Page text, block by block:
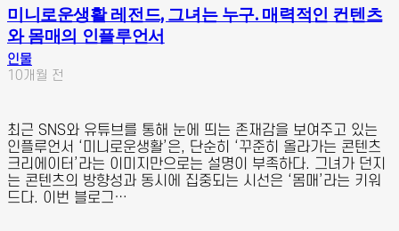
미니로운생활 레전드, 그녀는 누구. 매력적인 컨텐츠
와 몸매의 인플루언서
인물
10개월 전
최근 SNS와 유튜브를 통해 눈에 띄는 존재감을 보여주고 있는
인플루언서 ‘미니로운생활’은, 단순히 ‘꾸준히 올라가는 콘텐츠
크리에이터’라는 이미지만으로는 설명이 부족하다. 그녀가 던지
는 콘텐츠의 방향성과 동시에 집중되는 시선은 ‘몸매’라는 키워
드다. 이번 블로그…